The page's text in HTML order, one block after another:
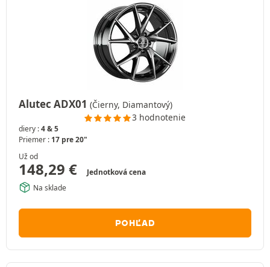
Alutec ADX01 (Čierny, Diamantový)
3 hodnotenie
diery :4 & 5
Priemer : 17 pre 20"
Už od
148,29 €
Jednotková cena
Na sklade
POHĽAD